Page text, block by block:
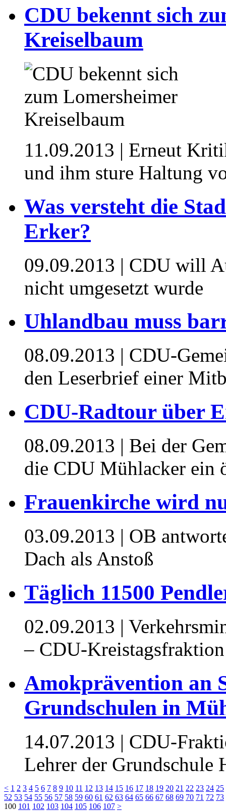
CDU bekennt sich
Kreiselbaum
11.09.2013 | Erneut
und ihm sture Haltung
Was versteht die
Erker?
09.09.2013 | CDU will
nicht umgesetzt wurde
Uhlandbau muss
08.09.2013 | CDU-
den Leserbrief einer
CDU-Radtour über
08.09.2013 | Bei der
die CDU Mühlacker ein
Frauenkirche wird
03.09.2013 | OB
Dach als Anstoß
Täglich 11500
02.09.2013 |
– CDU-
Amokprävention an
Grundschulen in
14.07.2013 | CDU-
Lehrer der Grundschule
< 1 2 3 4 5 6 7 8 9 10 11 12 13 14 15 16 17 18 19 20 21 22 23 24 25
52 53 54 55 56 57 58 59 60 61 62 63 64 65 66 67 68 69 70 71 72 73
100 101 102 103 104 105 106 107 >